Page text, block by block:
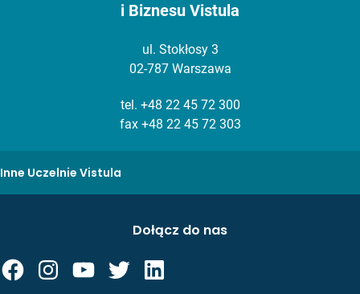
i Biznesu Vistula
ul. Stokłosy 3
02-787 Warszawa
tel. +48 22 45 72 300
fax +48 22 45 72 303
Inne Uczelnie Vistula
Dołącz do nas